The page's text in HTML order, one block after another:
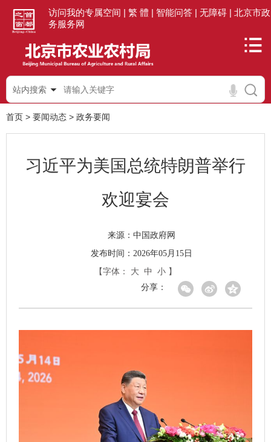
访问我的专属空间 | 繁 體 | 智能问答 | 无障碍 | 北京市政
务服务网
站内搜索
首页 > 要闻动态 > 政务要闻
习近平为美国总统特朗普举行
欢迎宴会
来源： 中国政府网
发布时间：2026年05月15日
【字体：
大 中 小 】
分享：